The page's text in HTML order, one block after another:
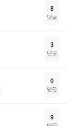
8
댓글
3
댓글
0
댓글
9